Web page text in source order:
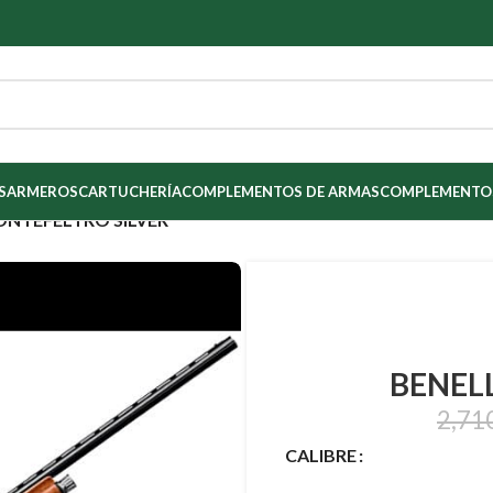
ARMEROSCARTUCHERÍACOMPLEMENTOS DE ARMAS
SILVER
CALIBRE